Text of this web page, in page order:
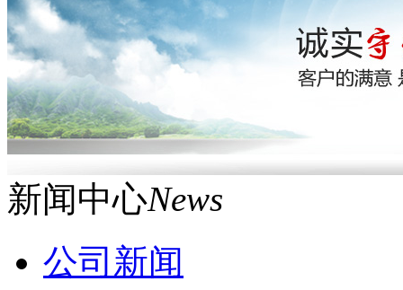
新闻中心News
公司新闻